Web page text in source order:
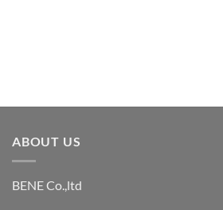
ABOUT US
BENE Co.,ltd